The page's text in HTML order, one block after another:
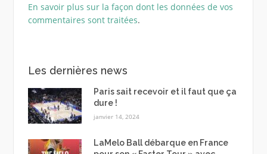
En savoir plus sur la façon dont les données de vos
commentaires sont traitées.
Les dernières news
Paris sait recevoir et il faut que ça
dure !
janvier 14, 2024
LaMelo Ball débarque en France